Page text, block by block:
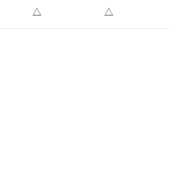
△ △